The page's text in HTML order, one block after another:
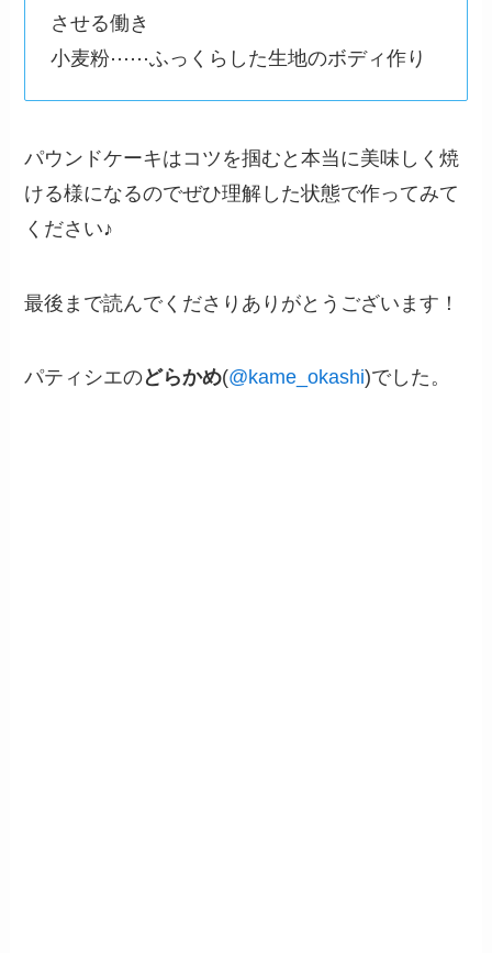
させる働き
小麦粉⋯⋯ふっくらした生地のボディ作り
パウンドケーキはコツを掴むと本当に美味しく焼
ける様になるのでぜひ理解した状態で作ってみて
ください♪
最後まで読んでくださりありがとうございます！
パティシエのどらかめ(@kame_okashi)でした。